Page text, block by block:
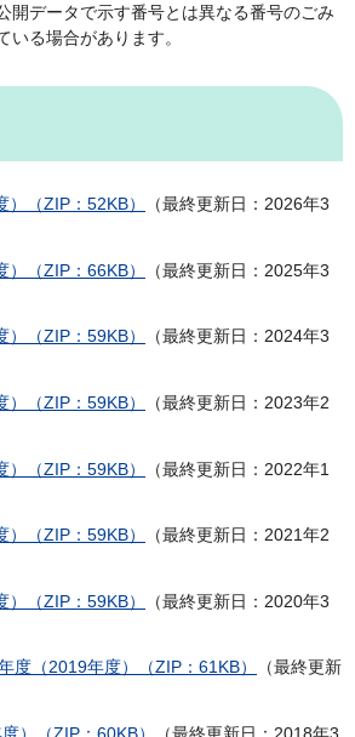
開データで示す番号とは異なる番号のごみ
いる場合があります。
（ZIP：52KB）
（最終更新日：2026年3
（ZIP：66KB）
（最終更新日：2025年3
（ZIP：59KB）
（最終更新日：2024年3
（ZIP：59KB）
（最終更新日：2023年2
（ZIP：59KB）
（最終更新日：2022年1
（ZIP：59KB）
（最終更新日：2021年2
（ZIP：59KB）
（最終更新日：2020年3
度（2019年度）（ZIP：61KB）
（最終更新